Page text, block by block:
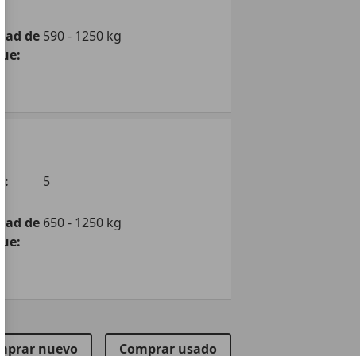
100km
100km
100km
de 590 - 1250 kg
5
de 650 - 1250 kg
nuevo Comprar usado